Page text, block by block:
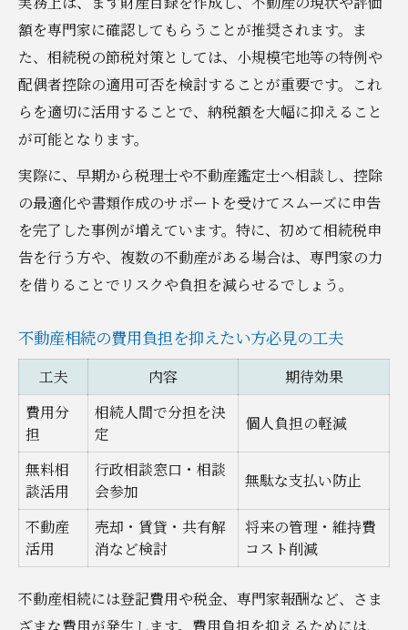
額を専門家に確認してもらうことが推奨されます。ま
た、相続税の節税対策としては、小規模宅地等の特例や
配偶者控除の適用可否を検討することが重要です。これ
らを適切に活用することで、納税額を大幅に抑えること
が可能となります。
実際に、早期から税理士や不動産鑑定士へ相談し、控除
の最適化や書類作成のサポートを受けてスムーズに申告
を完了した事例が増えています。特に、初めて相続税申
告を行う方や、複数の不動産がある場合は、専門家の力
を借りることでリスクや負担を減らせるでしょう。
不動産相続の費用負担を抑えたい方必見の工夫
工夫 内容
期待効果
費用分
担
相続人間で分担を決
定
個人負担の軽減
無料相
談活用
行政相談窓口・相談
会参加
無駄な支払い防止
不動産
活用
売却・賃貸・共有解
消など検討
将来の管理・維持費
コスト削減
不動産相続には登記費用や税金、専門家報酬など、さま
ざまな費用が発生します。費用負担を抑えるためには、